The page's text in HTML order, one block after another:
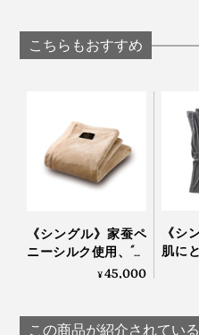
ア」｜VENEX
こちらもおすすめ
《シングル》家蚕ペ
ニーシルク使用、“起
毛の匠”が磨き上げ
¥45,000
《シ
肌に
柔ら
「
この商品が紹介されてい